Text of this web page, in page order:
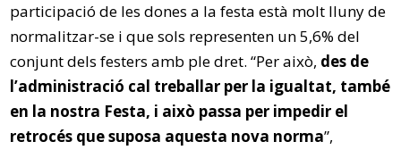
participació de les dones a la festa està molt lluny de
normalitzar-se i que sols representen un 5,6% del
conjunt dels festers amb ple dret. “Per això, des de
l’administració cal treballar per la igualtat, també
en la nostra Festa, i això passa per impedir el
retrocés que suposa aquesta nova norma”,